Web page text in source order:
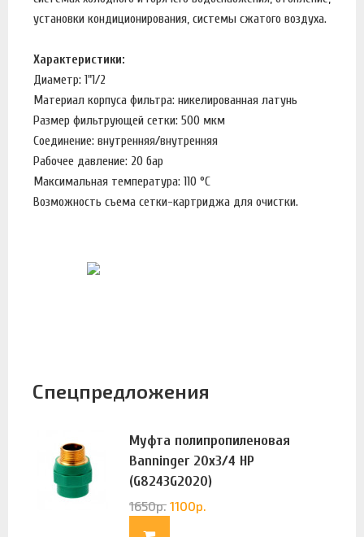
установки кондиционирования, системы сжатого воздуха.
Характеристики:
Диаметр: 1"1/2
Материал корпуса фильтра: никелированная латунь
Размер фильтрующей сетки: 500 мкм
Соединение: внутренняя/внутренняя
Рабочее давление: 20 бар
Максимальная температура: 110 °С
Возможность съема сетки-картриджа для очистки.
Спецпредложения
Муфта полипропиленовая
Banninger 20х3/4 НР
(G8243G2020)
1650р. 1100р.